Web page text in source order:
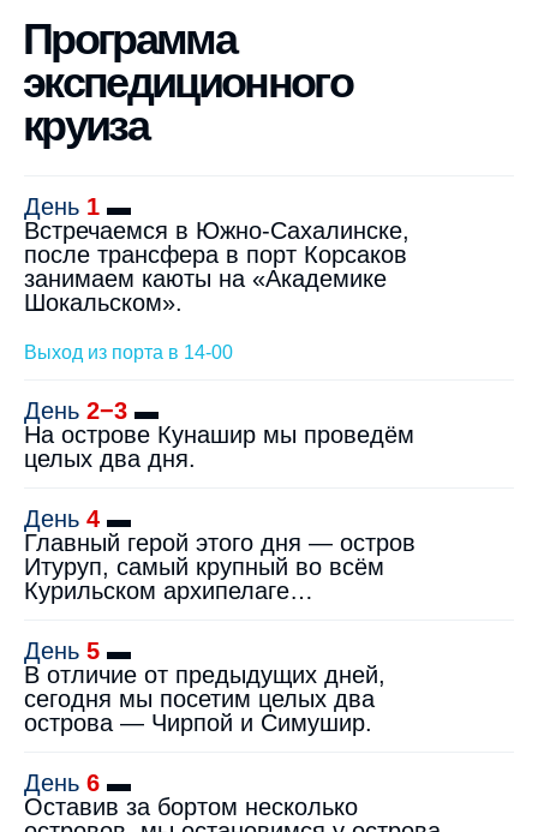
Программа
экспедиционного
круиза
День 1 ▬
Встречаемся в Южно-Сахалинске,
после трансфера в порт Корсаков
занимаем каюты на «Академике
Шокальском».
Выход из порта в 14-00
День 2−3 ▬
На острове Кунашир мы проведём
целых два дня.
День 4 ▬
Главный герой этого дня — остров
Итуруп, самый крупный во всём
Курильском архипелаге…
День 5 ▬
В отличие от предыдущих дней,
сегодня мы посетим целых два
острова — Чирпой и Симушир.
День 6 ▬
Оставив за бортом несколько